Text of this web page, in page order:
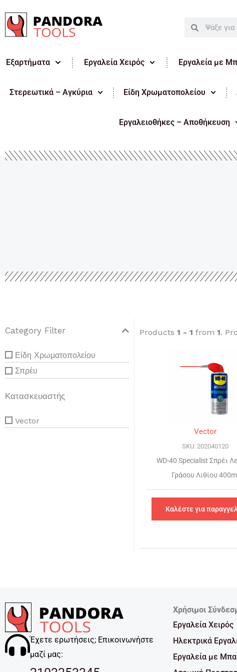
στο
περιεχόμενο
SearchSearch
Εξαρτήματα Εργαλεία Χειρός Εργαλεία με
Στερεωτικά – Αγκύρια Είδη Χρωματοπολείου
Εργαλειοθήκες – Αποθήκευση
Category Filter
Είδη Χρωματοπολείου
Σπρέυ
Κατασκευαστής
Vector
Products 1 - 1 from 1.
Vector
SKU: 202040120
WD-40 Specialist Σπρέι
Γράσου Λιθίου 400ml
Καλέστε για
Έχετε ερωτήσεις; Επικοινωνήστε
μαζί μας:
Χρήσιμοι
Εργαλεία Χειρός
Ηλεκτρικά
Εργαλεία με